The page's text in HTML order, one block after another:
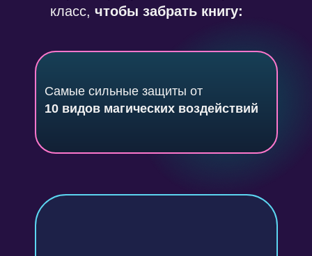
класс, чтобы забрать книгу:
Самые сильные защиты от
10 видов магических воздействий